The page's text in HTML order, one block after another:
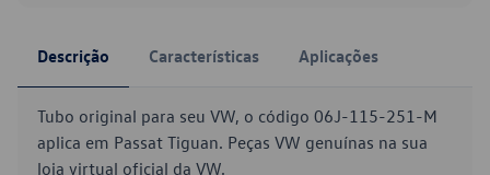
Descrição Características Aplicações
Tubo original para seu VW, o código 06J-115-251-M
aplica em Passat Tiguan. Peças VW genuínas na sua
loja virtual oficial da VW.